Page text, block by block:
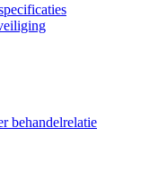
behandelrelatie